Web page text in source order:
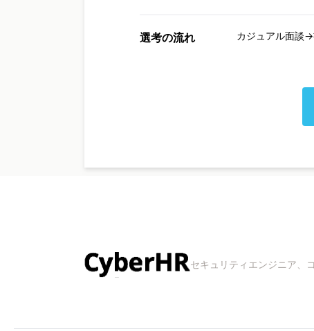
選考の流れ カジュアル面談
セキュリティエンジニア、